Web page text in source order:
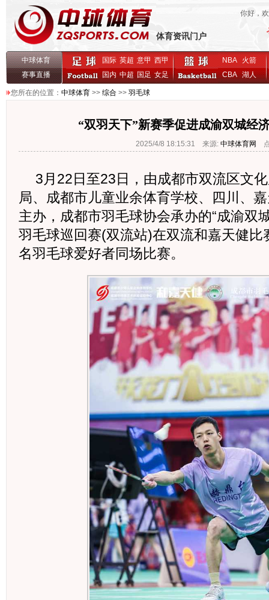
体育资讯门户
你好，
中球体育
赛事直播
国际 英超 意甲 西甲
国内 中超 国足 女足
NBA
火箭
CBA湖人
您所在的位置： 中球体育 >> 综合 >> 羽毛球
“双羽天下”新赛季促进成渝双城经
2025/4/8 18:15:31 来源: 中球体育网
3月22日至23日，由成都市双流区文
局、成都市儿童业余体育学校、四川、
主办，成都市羽毛球协会承办的“成渝双
羽毛球巡回赛(双流站)在双流和嘉天健
名羽毛球爱好者同场比赛。